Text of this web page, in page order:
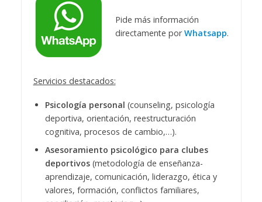
Pide más información
directamente porWhatsapp.
Servicios destacados:
Psicología personal (counseling, psicología
deportiva, orientación, reestructuración
cognitiva, procesos de cambio,…).
Asesoramiento psicológico para clubes
deportivos (metodología de enseñanza-
aprendizaje, comunicación, liderazgo, ética y
valores, formación, conflictos familiares,